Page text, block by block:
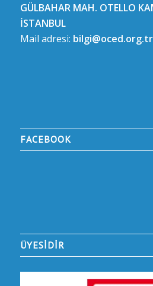
GÜLBAHAR MAH. OTELLO
İSTANBUL
Mail adresi: bilgi@oced.org.tr
FACEBOOK
ÜYESİDİR